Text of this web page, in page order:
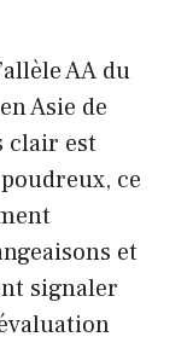
AA du
Asie de
clair est
ce
et
signaler